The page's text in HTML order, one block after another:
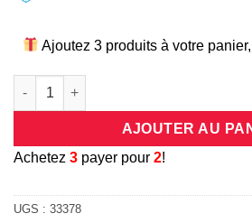
Ajoutez 3 produits à votre
quantité de Coque/bumper
AJOUTER AU
Achetez 3 payer pour 2!
UGS : 33378